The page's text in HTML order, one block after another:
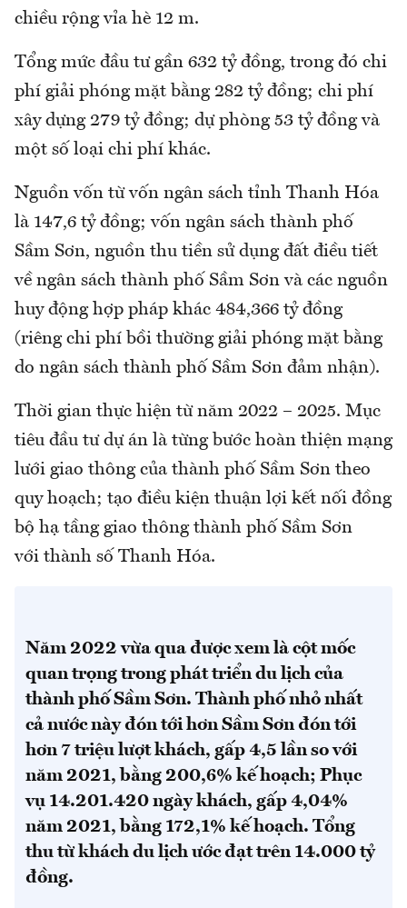
chiều rộng vỉa hè 12 m.
Tổng mức đầu tư gần 632 tỷ đồng, trong đó chi
phí giải phóng mặt bằng 282 tỷ đồng; chi phí
xây dựng 279 tỷ đồng; dự phòng 53 tỷ đồng và
một số loại chi phí khác.
Nguồn vốn từ vốn ngân sách tỉnh Thanh Hóa
là 147,6 tỷ đồng; vốn ngân sách thành phố
Sầm Sơn, nguồn thu tiền sử dụng đất điều tiết
về ngân sách thành phố Sầm Sơn và các nguồn
huy động hợp pháp khác 484,366 tỷ đồng
(riêng chi phí bồi thường giải phóng mặt bằng
do ngân sách thành phố Sầm Sơn đảm nhận).
Thời gian thực hiện từ năm 2022 – 2025. Mục
tiêu đầu tư dự án là từng bước hoàn thiện mạng
lưới giao thông của thành phố Sầm Sơn theo
quy hoạch; tạo điều kiện thuận lợi kết nối đồng
bộ hạ tầng giao thông thành phố Sầm Sơn
với thành số Thanh Hóa.
Năm 2022 vừa qua được xem là cột mốc
quan trọng trong phát triển du lịch của
thành phố Sầm Sơn. Thành phố nhỏ nhất
cả nước này đón tới hơn Sầm Sơn đón tới
hơn 7 triệu lượt khách, gấp 4,5 lần so với
năm 2021, bằng 200,6% kế hoạch; Phục
vụ 14.201.420 ngày khách, gấp 4,04%
năm 2021, bằng 172,1% kế hoạch. Tổng
thu từ khách du lịch ước đạt trên 14.000 tỷ
đồng.